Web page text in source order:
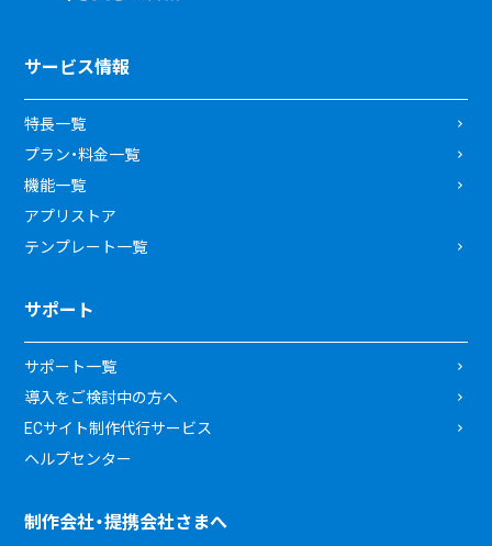
サービス情報
特長一覧
プラン・料金一覧
機能一覧
アプリストア
テンプレート一覧
サポート
サポート一覧
導入をご検討中の方へ
ECサイト制作代行サービス
ヘルプセンター
制作会社・提携会社さまへ